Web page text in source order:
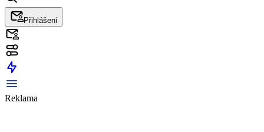
Přihlášení
Reklama